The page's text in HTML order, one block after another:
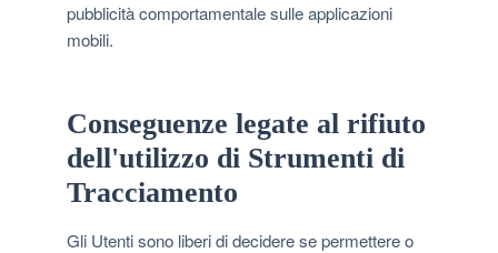
pubblicità comportamentale sulle applicazioni
mobili.
Conseguenze legate al rifiuto
dell'utilizzo di Strumenti di
Tracciamento
Gli Utenti sono liberi di decidere se permettere o